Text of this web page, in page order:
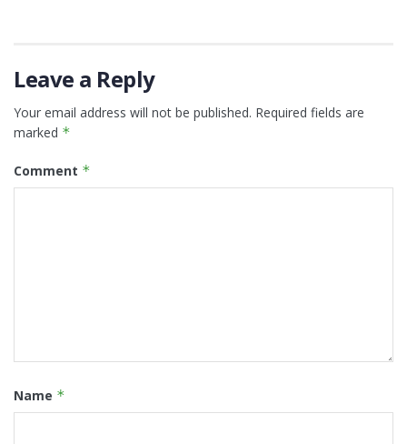
Leave a Reply
Your email address will not be published. Required fields are
marked *
Comment *
Name *